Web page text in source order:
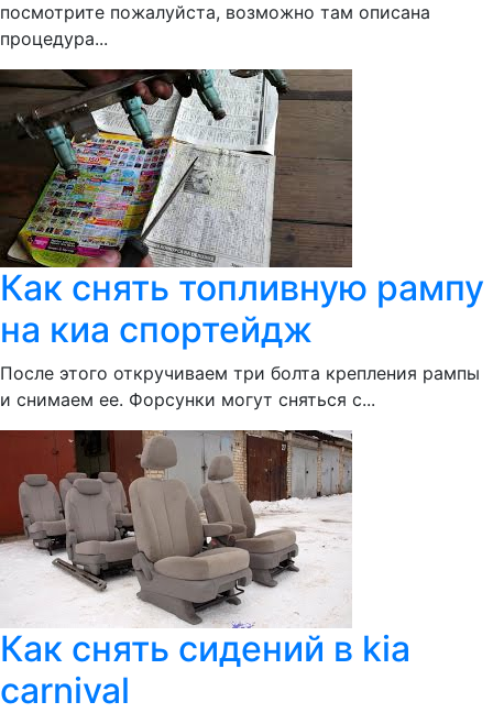
посмотрите пожалуйста, возможно там описана
процедура...
Как снять топливную рампу
на киа спортейдж
После этого откручиваем три болта крепления рампы
и снимаем ее. Форсунки могут сняться с...
Как снять сидений в kia
carnival